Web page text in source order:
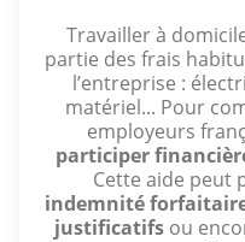
Travailler à
partie des frais
l’entreprise :
matériel... Pour
employeurs
participer
Cette aide peut
indemnité
justificatifsou